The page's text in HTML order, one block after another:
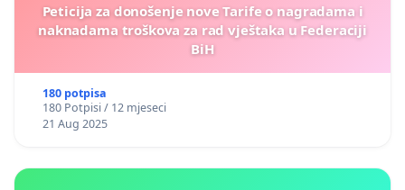
Peticija za donošenje nove Tarife o nagradama i
naknadama troškova za rad vještaka u Federaciji
BiH
180 potpisa
180 Potpisi / 12 mjeseci
21 Aug 2025